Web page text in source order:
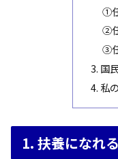
①
②
③
3. 国
4. 私
1. 扶養になれ